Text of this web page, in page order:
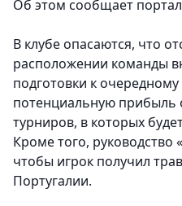
Об этом сообщает
В клубе опасаются, что
расположении команды
подготовки к очередному
потенциальную прибыль
турниров, в которых
Кроме того, руководство
чтобы игрок получил
Португалии.